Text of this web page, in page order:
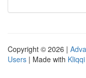
Copyright © 2026 |
Users | Made with